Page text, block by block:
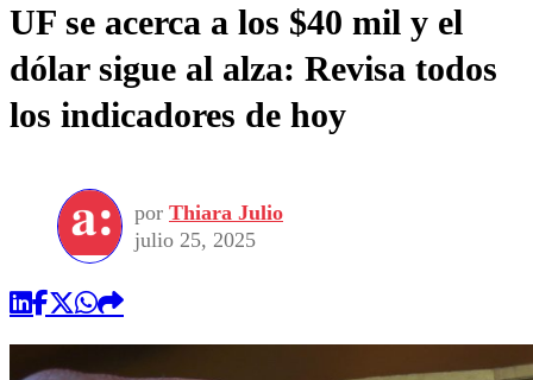
Frecuencias
Agricultura TV
Deportes
Colo Colo
Seleccion Chilena
Torneo Internacional
Universidad de Chile
Entretención
Economía
Internacional
Sustentabilidad
Publicaciones en medios
Opinión
UF se acerca a los $40 mil y el
dólar sigue al alza: Revisa todos
los indicadores de hoy
por Thiara Julio
julio 25, 2025